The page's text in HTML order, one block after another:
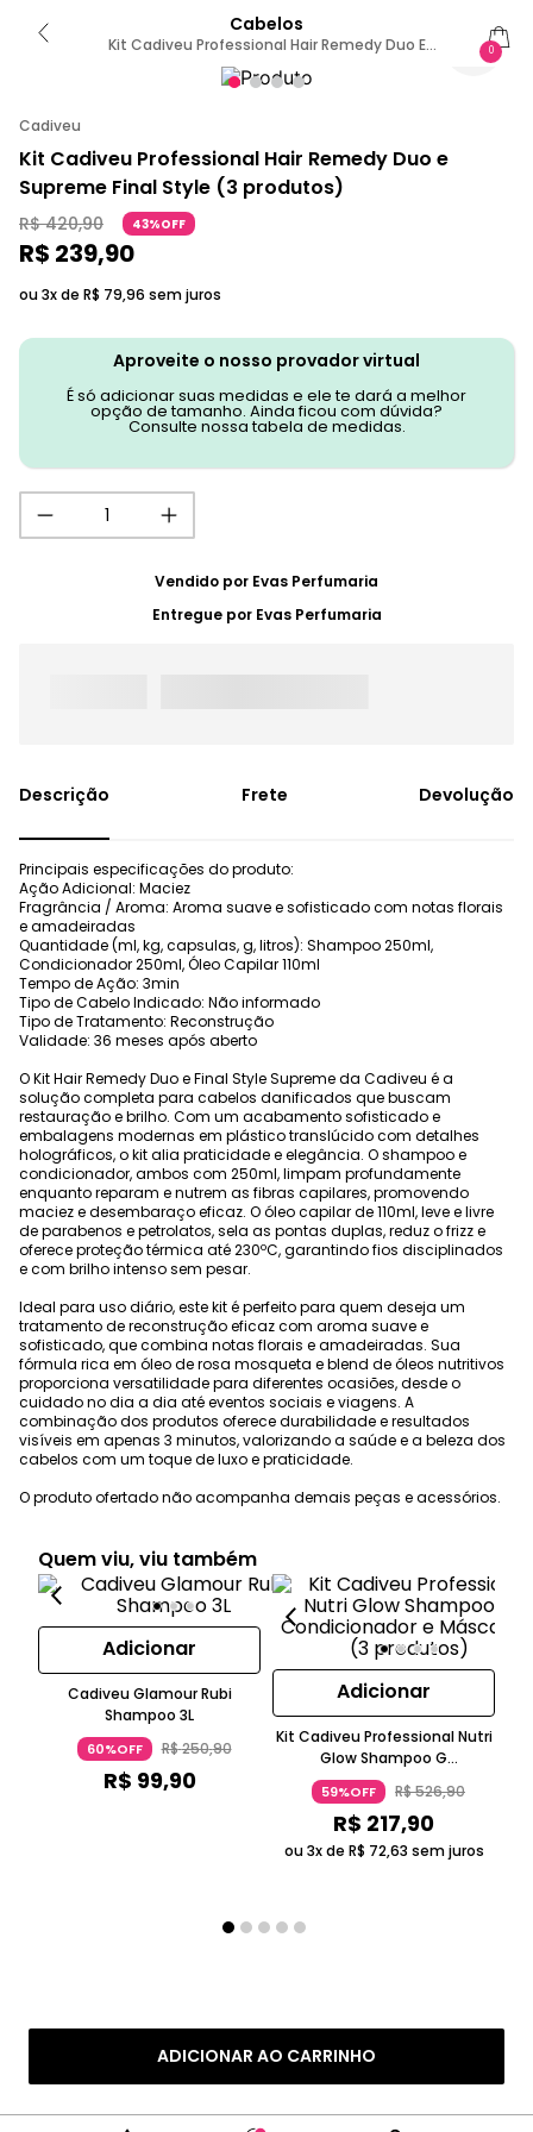
Cabelos
Kit Cadiveu Professional Hair Remedy Duo E
Supreme Final Style (3 Produtos)
0
Cadiveu
Kit Cadiveu Professional Hair Remedy Duo e
Supreme Final Style (3 produtos)
R$ 420,90 43%OFF
R$ 239,90
ou 3x de R$ 79,96 sem juros
Aproveite o nosso provador virtual
É só adicionar suas medidas e ele te dará a melhor
opção de tamanho. Ainda ficou com dúvida?
Consulte nossa tabela de medidas.
ADICIONAR AO CARRINHO
Vendido por Evas Perfumaria
Entregue por Evas Perfumaria
Frete Devolução
Principais especificações do produto:
Ação Adicional: Maciez
Fragrância / Aroma: Aroma suave e sofisticado com notas florais
e amadeiradas
Quantidade (ml, kg, capsulas, g, litros): Shampoo 250ml,
Condicionador 250ml, Óleo Capilar 110ml
Tempo de Ação: 3min
Tipo de Cabelo Indicado: Não informado
Tipo de Tratamento: Reconstrução
Validade: 36 meses após aberto
O Kit Hair Remedy Duo e Final Style Supreme da Cadiveu é a
solução completa para cabelos danificados que buscam
restauração e brilho. Com um acabamento sofisticado e
embalagens modernas em plástico translúcido com detalhes
holográficos, o kit alia praticidade e elegância. O shampoo e
condicionador, ambos com 250ml, limpam profundamente
enquanto reparam e nutrem as fibras capilares, promovendo
maciez e desembaraço eficaz. O óleo capilar de 110ml, leve e livre
de parabenos e petrolatos, sela as pontas duplas, reduz o frizz e
oferece proteção térmica até 230ºC, garantindo fios disciplinados
e com brilho intenso sem pesar.
Ideal para uso diário, este kit é perfeito para quem deseja um
tratamento de reconstrução eficaz com aroma suave e
sofisticado, que combina notas florais e amadeiradas. Sua
fórmula rica em óleo de rosa mosqueta e blend de óleos nutritivos
proporciona versatilidade para diferentes ocasiões, desde o
cuidado no dia a dia até eventos sociais e viagens. A
combinação dos produtos oferece durabilidade e resultados
visíveis em apenas 3 minutos, valorizando a saúde e a beleza dos
cabelos com um toque de luxo e praticidade.
O produto ofertado não acompanha demais peças e acessórios.
Quem viu, viu também
Adicionar
Cadiveu Glamour Rubi
Shampoo 3L
60%OFF R$250,90
R$ 99,90
Adicionar
Kit Cadiveu Professional Nutri
Glow Shampoo G
Condicionador e Máscara P (3
produtos)
59%OFF R$526,90
R$ 217,90
ou 3x de R$ 72,63 sem juros